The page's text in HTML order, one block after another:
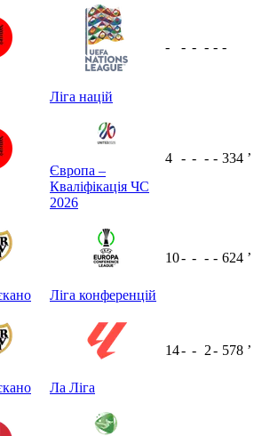
Ліга націй
- - - - - -
Європа –
Кваліфікація ЧС
2026
4 - - - - 334 ʼ
Ліга конференцій
10- - - - 624 ʼ
Ла Ліга
14- - 2- 578 ʼ